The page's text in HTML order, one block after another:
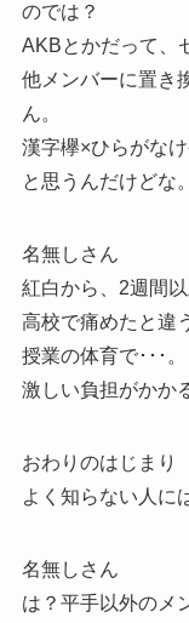
のでは？
AKBとかだって、
他メンバーに置き
ん。
漢字欅×ひらがな
と思うんだけどな。
名無しさん
紅白から、2週間
高校で痛めたと違
授業の体育で･･･
激しい負担がかか
おわりのはじまり
よく知らない人に
名無しさん
は？平手以外のメ